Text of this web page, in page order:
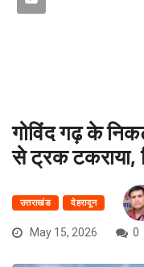
गोविंद गढ़ के
से ट्रक टकराया,
उत्तराखंड देहरादून
May 15, 2026 0